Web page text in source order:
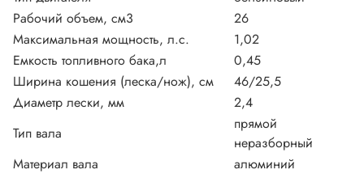
Рабочий объем, см3
26
Максимальная мощность, л.с.
1,02
Емкость топливного бака,л
0,45
Ширина кошения (леска/нож), см
46/25,5
Диаметр лески, мм
2,4
Тип вала
прямой
неразборный
Материал вала
алюминий